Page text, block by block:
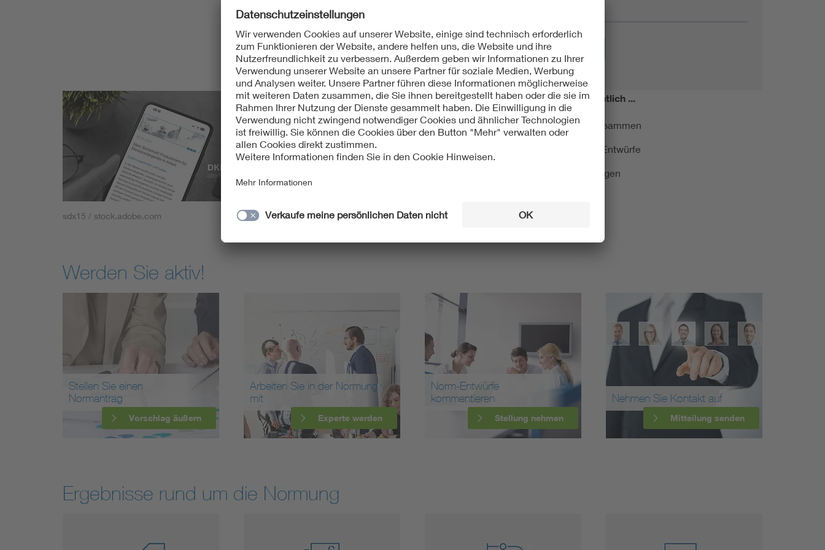
sdx15 / stock.adobe.com
Mit unserem DKE Newsletter sind Sie immer top informiert! Monatlich ...
fassen wir die wichtigsten Entwicklungen in der Normung kurz zusammen
berichten wir über aktuelle Arbeitsergebnisse, Publikationen und Entwürfe
informieren wir Sie bereits frühzeitig über zukünftige Veranstaltungen
Ich möchte den DKE Newsletter erhalten!
Werden Sie aktiv!
Stellen Sie einen
Normantrag
Vorschlag äußern
Arbeiten Sie in der Normung
mit
Experte werden
Norm-Entwürfe
kommentieren
Stellung nehmen
Nehmen Sie Kontakt auf
Mitteilung senden
Ergebnisse rund um die Normung